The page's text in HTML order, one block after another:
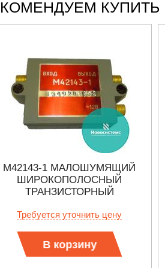
КУПИТЬ
M42143-1 МАЛОШУМЯЩИЙ
ШИРОКОПОЛОСНЫЙ
ТРАНЗИСТОРНЫЙ
Требуется уточнить цену
В корзину